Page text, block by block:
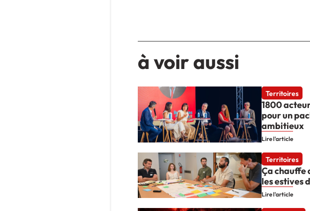
à voir aussi
Territoires
1800
pour un
ambitieux
Lire l'article
Territoires
Ça chauffe
les estives
Lire l'article